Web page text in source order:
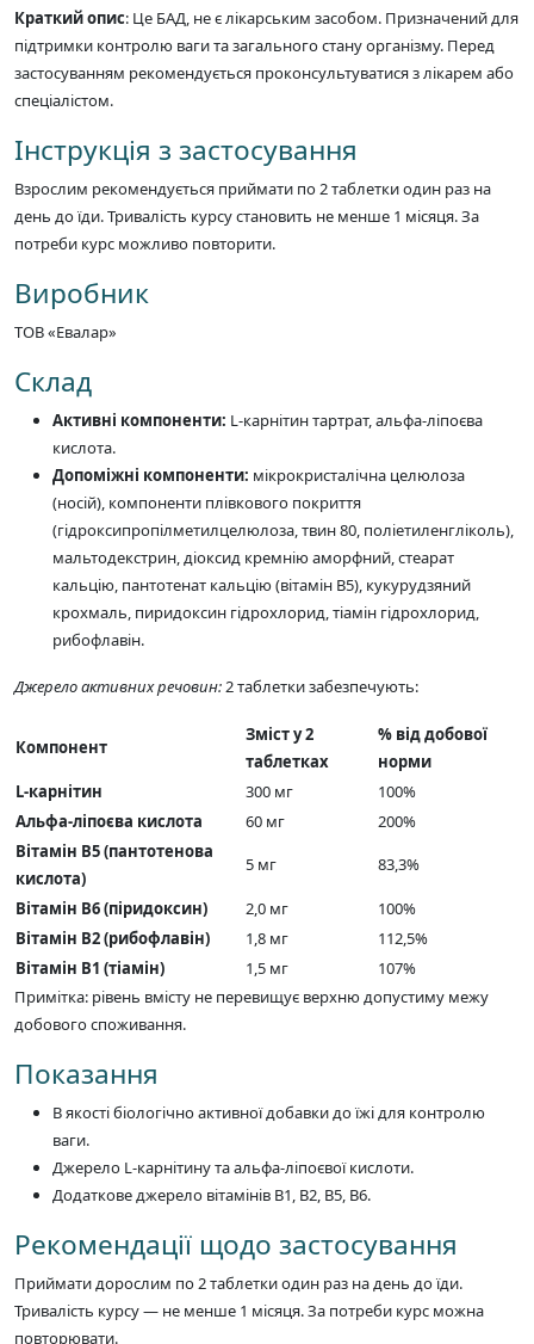
Краткий опис: Це БАД, не є лікарським засобом. Призначений для
підтримки контролю ваги та загального стану організму. Перед
застосуванням рекомендується проконсультуватися з лікарем або
спеціалістом.
Інструкція з застосування
Взрослим рекомендується приймати по 2 таблетки один раз на
день до їди. Тривалість курсу становить не менше 1 місяця. За
потреби курс можливо повторити.
Виробник
ТОВ «Евалар»
Склад
Активні компоненти: L-карнітин тартрат, альфа-ліпоєва
кислота.
Допоміжні компоненти: мікрокристалічна целюлоза
(носій), компоненти плівкового покриття
(гідроксипропілметилцелюлоза, твин 80, поліетиленгліколь),
мальтодекстрин, діоксид кремнію аморфний, стеарат
кальцію, пантотенат кальцію (вітамін В5), кукурудзяний
крохмаль, пиридоксин гідрохлорид, тіамін гідрохлорид,
рибофлавін.
Джерело активних речовин:2 таблетки забезпечують:
Компонент
Зміст у 2
таблетках
% від добової
норми
L-карнітин
300 мг
100%
Альфа-ліпоєва кислота
60 мг
200%
Вітамін B5 (пантотенова
кислота)
5 мг 83,3%
Вітамін B6 (піридоксин) 2,0 мг
100%
Вітамін B2 (рибофлавін)
1,8 мг
112,5%
Вітамін B1 (тіамін)
1,5 мг
107%
Примітка: рівень вмісту не перевищує верхню допустиму межу
добового споживання.
Показання
В якості біологічно активної добавки до їжі для контролю
ваги.
Джерело L-карнітину та альфа-ліпоєвої кислоти.
Додаткове джерело вітамінів В1, В2, В5, В6.
Рекомендації щодо застосування
Приймати дорослим по 2 таблетки один раз на день до їди.
Тривалість курсу — не менше 1 місяця. За потреби курс можна
повторювати.